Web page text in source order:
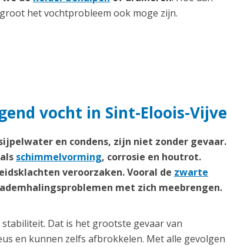
het vochtprobleem ook moge zijn.
vocht in Sint-Eloois-Vijve
en condens, zijn niet zonder gevaar.
schimmelvorming, corrosie en houtrot.
veroorzaken. Vooral de zwarte
met zich meebrengen.
Dat is het grootste gevaar van
en kunnen zelfs afbrokkelen. Met alle gevolgen